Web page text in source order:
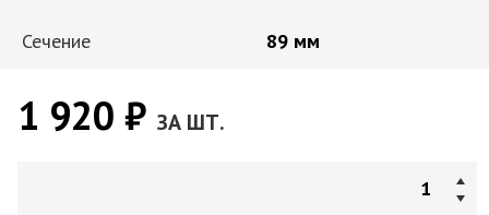
Сечение 89 мм
1 920 ₽ ЗА ШТ.